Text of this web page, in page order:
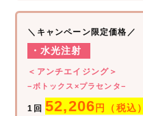
＼キャンペーン限定価格／
・水光注射
＜アンチエイジング＞
−ボトックス×プラセンタ−
1回 52,206 円（税込）